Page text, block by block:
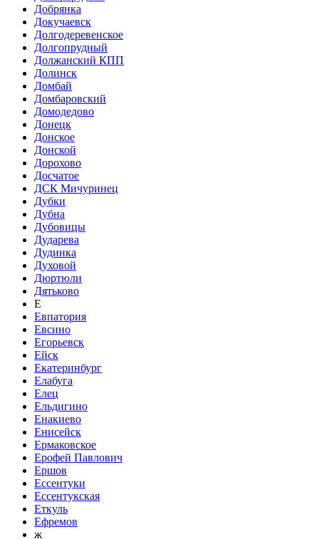
Добрянка
Докучаевск
Долгодеревенское
Долгопрудный
Должанский КПП
Долинск
Домбай
Домбаровский
Домодедово
Донецк
Донское
Донской
Дорохово
Досчатое
ДСК Мичуринец
Дубки
Дубна
Дубовицы
Дударева
Дудинка
Духовой
Дюртюли
Дятьково
Е
Евпатория
Евсино
Егорьевск
Ейск
Екатеринбург
Елабуга
Елец
Ельдигино
Енакиево
Енисейск
Ермаковское
Ерофей Павлович
Ершов
Ессентуки
Ессентукская
Еткуль
Ефремов
ж